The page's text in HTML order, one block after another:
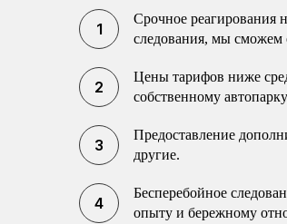
Срочное реагирования
следования, мы сможем
Цены тарифов ниже
собственному
Предоставление
другие.
Бесперебойное
опыту и бережному